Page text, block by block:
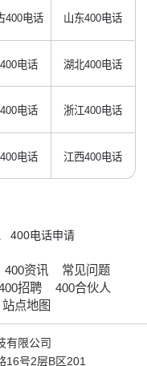
400电话 山东400电话
电话 湖北400电话
电话 浙江400电话
电话 江西400电话
400电话申请
400资讯
常见问题
招聘
400合伙人
站点地图
有限公司
16号2层B区201